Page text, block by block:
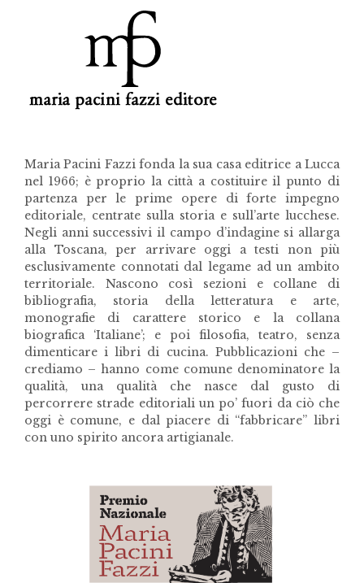
Maria Pacini Fazzi fonda la sua casa editrice a Lucca
nel 1966; è proprio la città a costituire il punto di
partenza per le prime opere di forte impegno
editoriale, centrate sulla storia e sull’arte lucchese.
Negli anni successivi il campo d’indagine si allarga
alla Toscana, per arrivare oggi a testi non più
esclusivamente connotati dal legame ad un ambito
territoriale. Nascono così sezioni e collane di
bibliografia, storia della letteratura e arte,
monografie di carattere storico e la collana
biografica ‘Italiane’; e poi filosofia, teatro, senza
dimenticare i libri di cucina. Pubblicazioni che –
crediamo – hanno come comune denominatore la
qualità, una qualità che nasce dal gusto di
percorrere strade editoriali un po’ fuori da ciò che
oggi è comune, e dal piacere di “fabbricare” libri
con uno spirito ancora artigianale.